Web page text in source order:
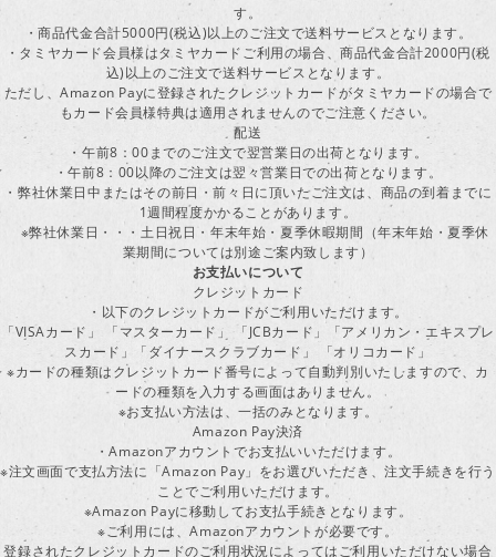
す。
・商品代金合計5000円(税込)以上のご注文で送料サービスとなります。
・タミヤカード会員様はタミヤカードご利用の場合、商品代金合計2000円(税
込)以上のご注文で送料サービスとなります。
ただし、Amazon Payに登録されたクレジットカードがタミヤカードの場合で
もカード会員様特典は適用されませんのでご注意ください。
配送
・午前8：00までのご注文で翌営業日の出荷となります。
・午前8：00以降のご注文は翌々営業日での出荷となります。
・弊社休業日中またはその前日・前々日に頂いたご注文は、商品の到着までに
1週間程度かかることがあります。
※弊社休業日・・・土日祝日・年末年始・夏季休暇期間（年末年始・夏季休
業期間については別途ご案内致します）
お支払いについて
クレジットカード
・以下のクレジットカードがご利用いただけます。
「VISAカード」 「マスターカード」 「JCBカード」「アメリカン・エキスプレ
スカード」「ダイナースクラブカード」 「オリコカード」
※カードの種類はクレジットカード番号によって自動判別いたしますので、カ
ードの種類を入力する画面はありません。
※お支払い方法は、一括のみとなります。
Amazon Pay決済
・Amazonアカウントでお支払いいただけます。
※注文画面で支払方法に「Amazon Pay」をお選びいただき、注文手続きを行う
ことでご利用いただけます。
※Amazon Payに移動してお支払手続きとなります。
※ご利用には、Amazonアカウントが必要です。
登録されたクレジットカードのご利用状況によってはご利用いただけない場合